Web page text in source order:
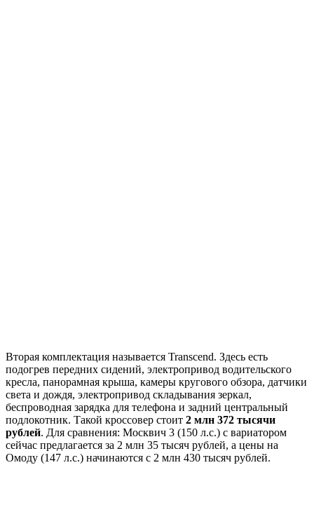
Вторая комплектация называется Transcend. Здесь есть
подогрев передних сидений, электропривод водительского
кресла, панорамная крыша, камеры кругового обзора, датчики
света и дождя, электропривод складывания зеркал,
беспроводная зарядка для телефона и задний центральный
подлокотник. Такой кроссовер стоит 2 млн 372 тысячи
рублей. Для сравнения: Москвич 3 (150 л.с.) с вариатором
сейчас предлагается за 2 млн 35 тысяч рублей, а цены на
Омоду (147 л.с.) начинаются с 2 млн 430 тысяч рублей.